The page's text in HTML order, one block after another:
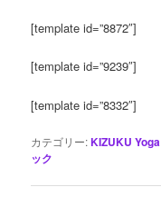
[template id=”8872″]
[template id=”9239″]
[template id=”8332″]
カテゴリー:KIZUKU Yoga
ック